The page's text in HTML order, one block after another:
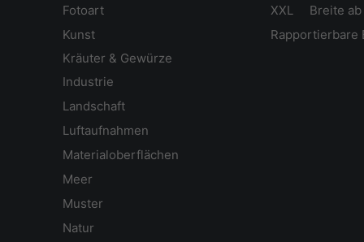
Fotoart
XXL Breite ab
Kunst
Rapportierbare
Kräuter & Gewürze
Industrie
Landschaft
Luftaufnahmen
Materialoberflächen
Meer
Muster
Natur